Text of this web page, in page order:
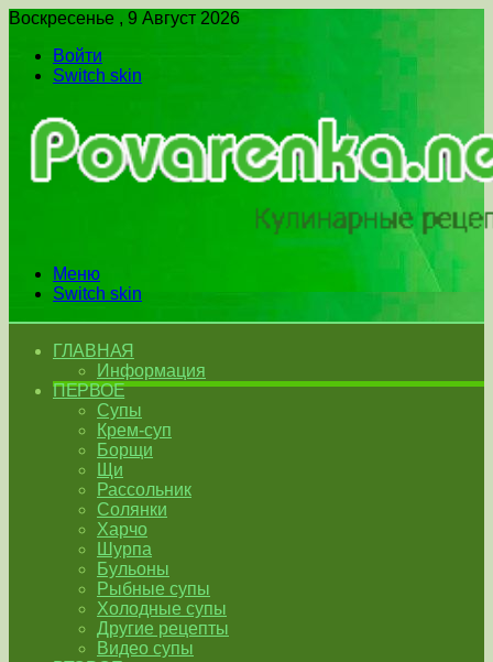
Воскресенье , 9 Август 2026
Войти
Switch skin
Меню
Switch skin
ГЛАВНАЯ
Информация
ПЕРВОЕ
Супы
Крем-суп
Борщи
Щи
Рассольник
Солянки
Харчо
Шурпа
Бульоны
Рыбные супы
Холодные супы
Другие рецепты
Видео супы